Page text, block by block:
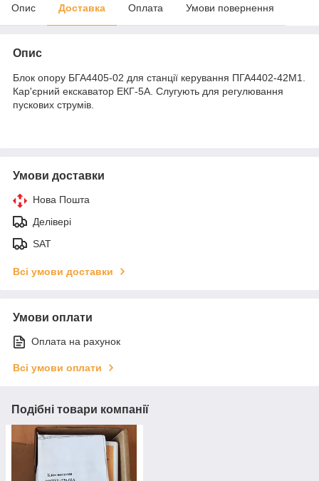
Опис Доставка Оплата Умови повернення
Опис
Блок опору БГА4405-02 для станції керування ПГА4402-42М1.
Кар'єрний екскаватор ЕКГ-5А. Слугують для регулювання
пускових струмів.
Умови доставки
Нова Пошта
Делівері
SAT
Всі умови доставки
Умови оплати
Оплата на рахунок
Всі умови оплати
Подібні товари компанії